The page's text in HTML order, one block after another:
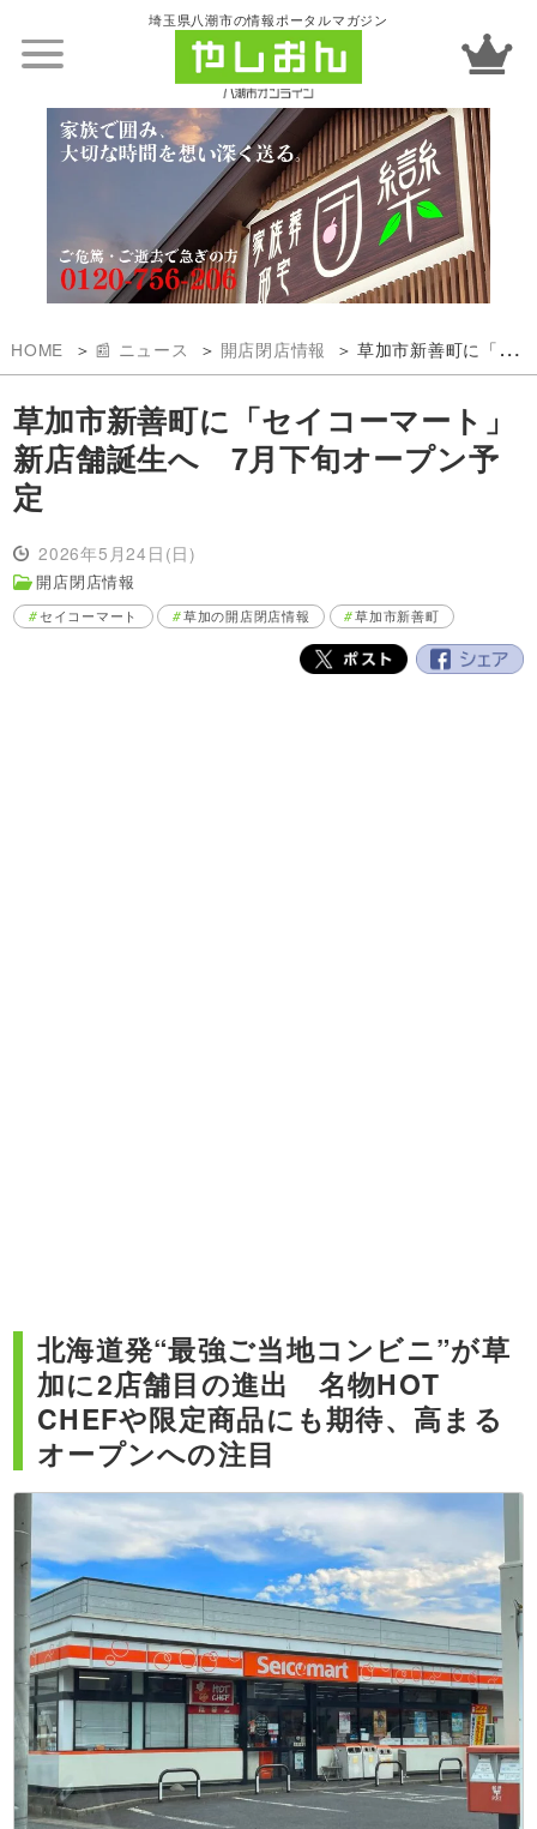
埼玉県八潮市の情報ポータルマガジン
HOME 📰 ニュース 開店閉店情報 草加市新善町に「セイコーマート」新店舗誕生へ 7月下旬オープン予定
草加市新善町に「セイコーマート」
新店舗誕生へ 7月下旬オープン予
定
2026年5月24日(日)
開店閉店情報
セイコーマート 草加の開店閉店情報 草加市新善町
北海道発“最強ご当地コンビニ”が草
加に2店舗目の進出 名物HOT
CHEFや限定商品にも期待、高まる
オープンへの注目